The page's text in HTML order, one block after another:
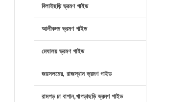
বিলাইছড়ি ভ্রমণ গাইড
আলীকদম ভ্রমণ গাইড
মেঘালয় ভ্রমণ গাইড
জয়সলমের, রাজস্থান ভ্রমণ গাইড
রামগড় চা বাগান,খাগড়াছড়ি ভ্রমণ গাইড